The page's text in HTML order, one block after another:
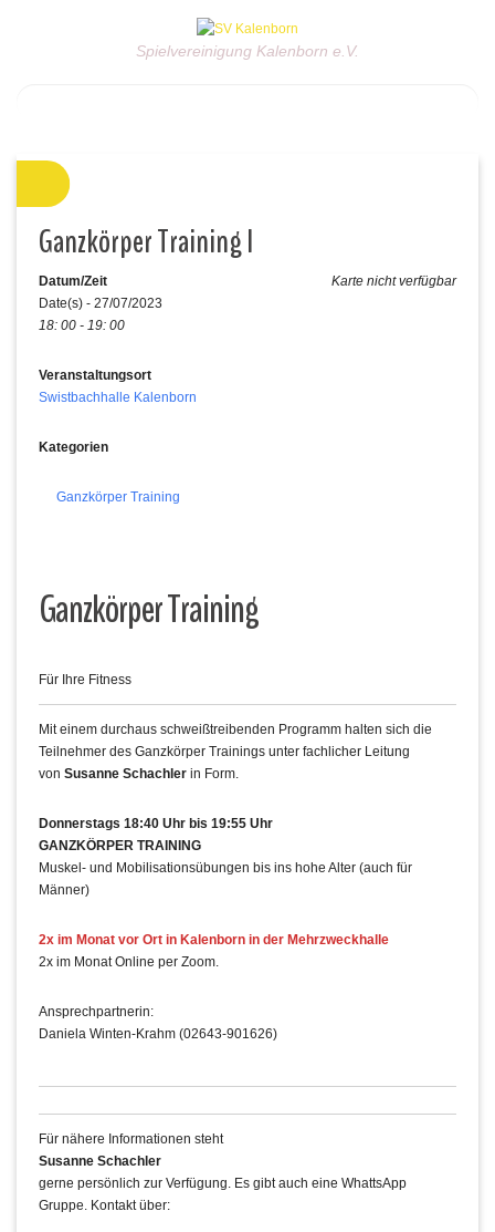
Spielvereinigung Kalenborn e.V.
Ganzkörper Training I
Karte nicht verfügbar
Datum/Zeit
Date(s) - 27/07/2023
18: 00 - 19: 00
Veranstaltungsort
Swistbachhalle Kalenborn
Kategorien
Ganzkörper Training
Ganzkörper Training
Für Ihre Fitness
Mit einem durchaus schweißtreibenden Programm halten sich die
Teilnehmer des Ganzkörper Trainings unter fachlicher Leitung
von Susanne Schachler in Form.
Donnerstags 18:40 Uhr bis 19:55 Uhr
GANZKÖRPER TRAINING
Muskel- und Mobilisationsübungen bis ins hohe Alter (auch für
Männer)
2x im Monat vor Ort in Kalenborn in der Mehrzweckhalle
2x im Monat Online per Zoom.
Ansprechpartnerin:
Daniela Winten-Krahm (02643-901626)
Für nähere Informationen steht
Susanne Schachler
gerne persönlich zur Verfügung. Es gibt auch eine WhattsApp
Gruppe. Kontakt über: